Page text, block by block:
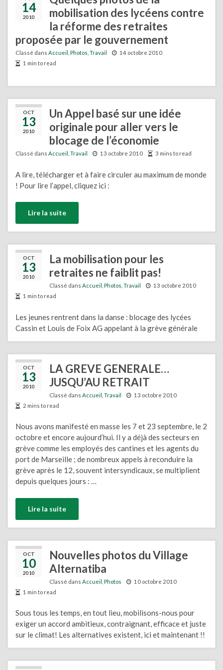
14
2010
mobilisation des lycéens contre
la réforme des retraites
proposée par le gouvernement
Classé dans Accueil Photos Travail
14 octobre 2010
1 min to read
OCT
13
2010
Un Appel basé sur une idée
originale pour aller vers le
blocage de l’économie
Classé dans Accueil Travail 13 octobre 2010 3 mins to read
A lire, télécharger et à faire circuler au maximum de monde
! Pour lire l’appel, cliquez ici :
Lire la suite
OCT
13
2010
La mobilisation pour les
retraites ne faiblit pas!
Classé dans Accueil Photos Travail
13 octobre 2010
1 min to read
Les jeunes rentrent dans la danse : blocage des lycées
Cassin et Louis de Foix AG appelant à la grève générale
OCT
13
2010
LA GREVE GENERALE…
JUSQU’AU RETRAIT
Classé dans Accueil Travail
13 octobre 2010
2 mins to read
Nous avons manifesté en masse les 7 et 23 septembre, le 2
octobre et encore aujourd’hui. Il y a déjà des secteurs en
grève comme les employés des cantines et les agents du
port de Marseille ; de nombreux appels à reconduire la
grève après le 12, souvent intersyndicaux, se multiplient
depuis quelques jours : …
Lire la suite
OCT
10
2010
Nouvelles photos du Village
Alternatiba
Classé dans Accueil Photos
10 octobre 2010
1 min to read
Sous tous les temps, en tout lieu, mobilisons-nous pour
exiger un accord ambitieux, contraignant, efficace et juste
sur le climat! Les alternatives existent, ici et maintenant !!